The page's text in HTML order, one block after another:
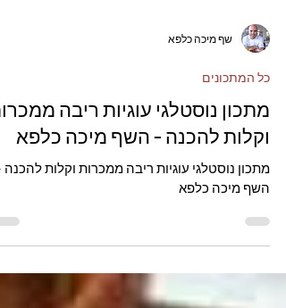
שף מיכה כלפא
כל המתכונים
מתכון נוסטלגי עוגיות ריבה
וקלות להכנה - השף מיכה כלפא
השף מיכה כלפא